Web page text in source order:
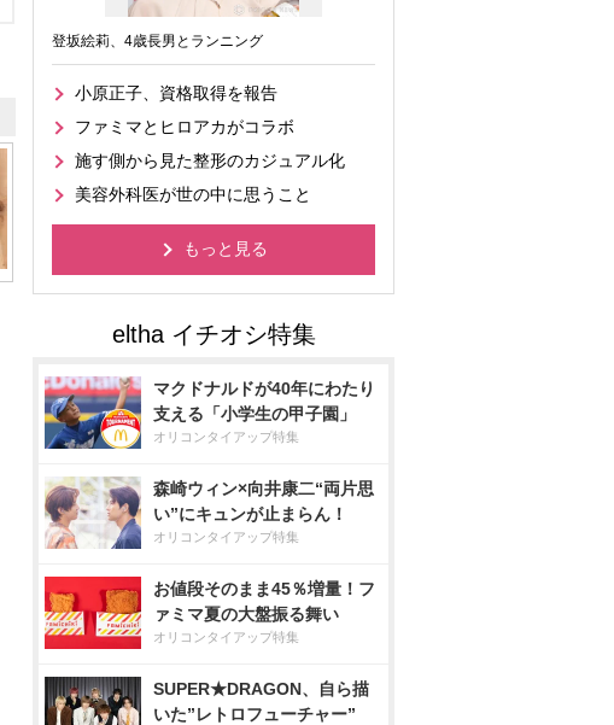
登坂絵莉、4歳長男とランニング
小原正子、資格取得を報告
ファミマとヒロアカがコラボ
施す側から見た整形のカジュアル化
美容外科医が世の中に思うこと
もっと見る
マクドナルドが40年にわたり
支える「小学生の甲子園」
オリコンタイアップ特集
森崎ウィン×向井康二“両片思
い”にキュンが止まらん！
オリコンタイアップ特集
お値段そのまま45％増量！フ
ァミマ夏の大盤振る舞い
オリコンタイアップ特集
SUPER★DRAGON、自ら描
いた”レトロフューチャー”